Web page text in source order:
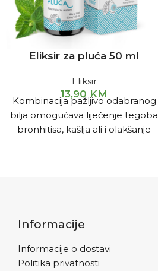
Eliksir za pluća 50 ml
Eliksir
13,90 KM
Kombinacija pažljivo odabranog
bilja omogućava liječenje tegoba
bronhitisa, kašlja ali i olakšanje
Informacije
Informacije o dostavi
Politika privatnosti